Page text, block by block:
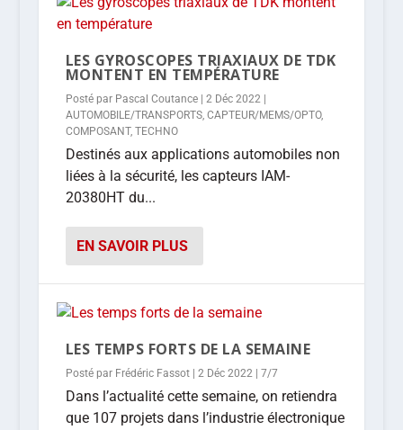
LES GYROSCOPES TRIAXIAUX DE TDK
MONTENT EN TEMPÉRATURE
Posté par Pascal Coutance| 2 Déc 2022|
AUTOMOBILE/TRANSPORTS, CAPTEUR/MEMS/OPTO,
COMPOSANT, TECHNO
Destinés aux applications automobiles non
liées à la sécurité, les capteurs IAM-
20380HT du...
EN SAVOIR PLUS
LES TEMPS FORTS DE LA SEMAINE
Posté par Frédéric Fassot| 2 Déc 2022| 7/7
Dans l’actualité cette semaine, on retiendra
que 107 projets dans l’industrie électronique